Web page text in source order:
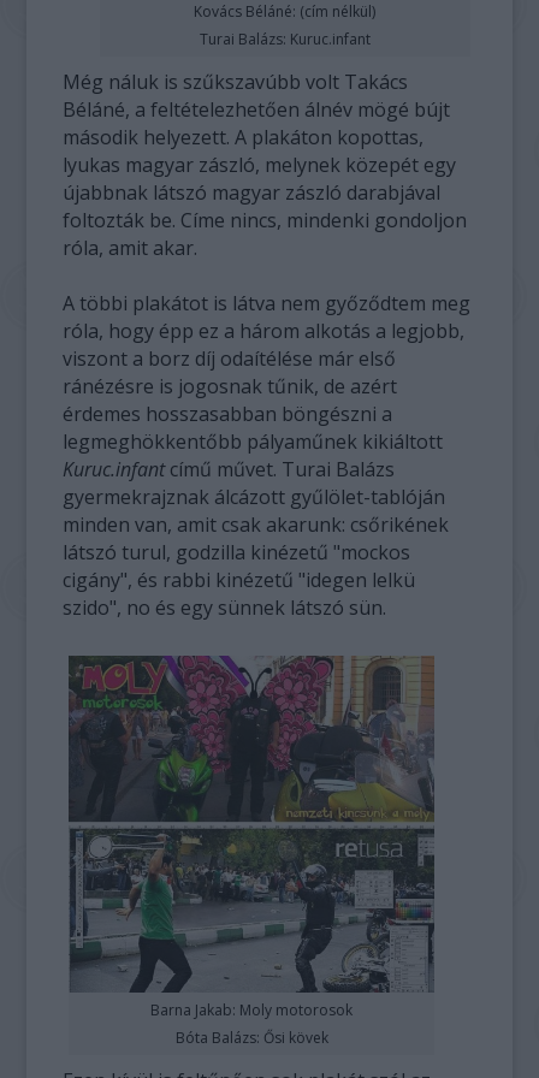
Kovács Béláné: (cím nélkül)
Turai Balázs: Kuruc.infant
Még náluk is szűkszavúbb volt Takács
Béláné, a feltételezhetően álnév mögé bújt
második helyezett. A plakáton kopottas,
lyukas magyar zászló, melynek közepét egy
újabbnak látszó magyar zászló darabjával
foltozták be. Címe nincs, mindenki gondoljon
róla, amit akar.
A többi plakátot is látva nem győződtem meg
róla, hogy épp ez a három alkotás a legjobb,
viszont a borz díj odaítélése már első
ránézésre is jogosnak tűnik, de azért
érdemes hosszasabban böngészni a
legmeghökkentőbb pályaműnek kikiáltott
Kuruc.infantcímű művet. Turai Balázs
gyermekrajznak álcázott gyűlölet-tablóján
minden van, amit csak akarunk: csőrikének
látszó turul, godzilla kinézetű "mockos
cigány", és rabbi kinézetű "idegen lelkü
szido", no és egy sünnek látszó sün.
Barna Jakab: Moly motorosok
Bóta Balázs: Ősi kövek